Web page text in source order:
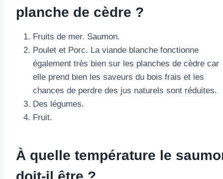
planche de cèdre ?
Fruits de mer. Saumon.
Poulet et Porc. La viande blanche fonctionne
également très bien sur les planches de cèdre car
elle prend bien les saveurs du bois frais et les
chances de perdre des jus naturels sont réduites.
Des légumes.
Fruit.
À quelle température le